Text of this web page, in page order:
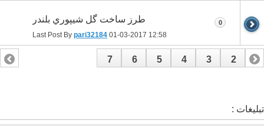
طرز ساخت گل شيپوري بلندر
Last Post By pari32184 01-03-2017 12:58
0
1
2
3
4
5
6
7
تبلیغات :